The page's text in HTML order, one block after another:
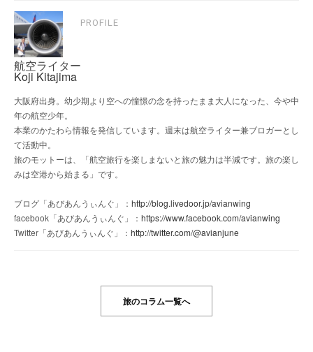
PROFILE
航空ライター
Koji Kitajima
大阪府出身。幼少期より空への憧憬の念を持ったまま大人になった、今や中
年の航空少年。
本業のかたわら情報を発信しています。週末は航空ライター兼ブロガーとし
て活動中。
旅のモットーは、「航空旅行を楽しまないと旅の魅力は半減です。旅の楽し
みは空港から始まる」です。
ブログ「あびあんうぃんぐ」： http://blog.livedoor.jp/avianwing
facebook「あびあんうぃんぐ」： https://www.facebook.com/avianwing
Twitter「あびあんうぃんぐ」： http://twitter.com/@avianjune
旅のコラム一覧へ